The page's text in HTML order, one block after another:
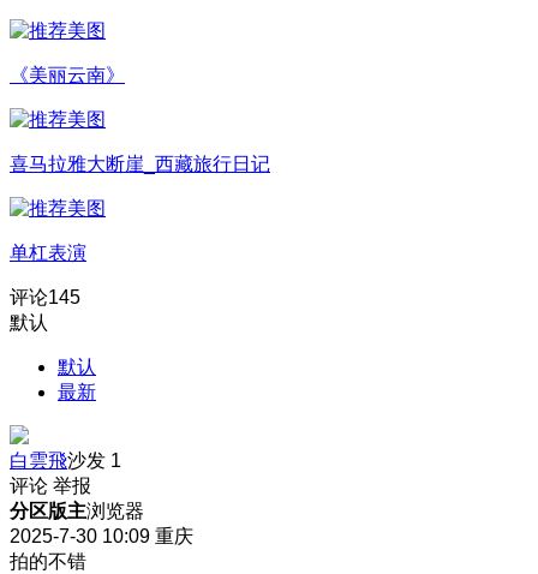
《美丽云南》
喜马拉雅大断崖_西藏旅行日记
单杠表演
评论145
默认
默认
最新
白雲飛沙发 1
评论 举报
分区版主浏览器
2025-7-30 10:09 重庆
拍的不错